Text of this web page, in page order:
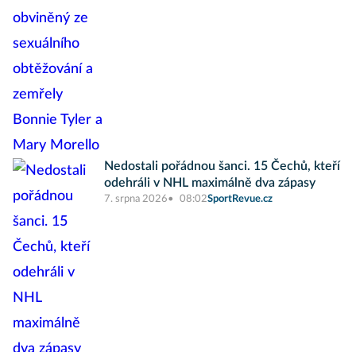
Nedostali pořádnou šanci. 15 Čechů, kteří
odehráli v NHL maximálně dva zápasy
7. srpna 2026 08:02SportRevue.cz